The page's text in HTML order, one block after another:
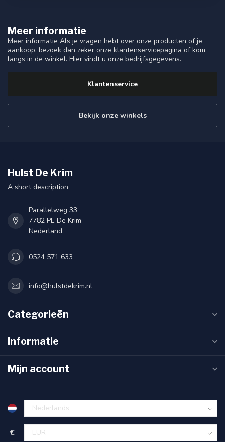
Meer informatie
Meer informatie Als je vragen hebt over onze producten of je
aankoop, bezoek dan zeker onze klantenservicepagina of kom
langs in de winkel. Hier vindt u onze bedrijfsgegevens.
Klantenservice
Bekijk onze winkels
Hulst De Krim
A short description
Parallelweg 33
7782 PE De Krim
Nederland
0524 571 633
info@hulstdekrim.nl
Categorieën
Informatie
Mijn account
€